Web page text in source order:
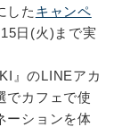
した キャンペ
日(火)まで実
』のLINEアカ
でカフェで使
ーションを体